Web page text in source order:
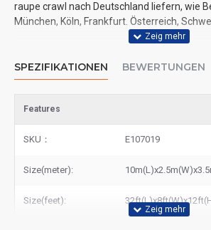
raupe crawl nach Deutschland liefern, wie
München, Köln, Frankfurt. Österreich,
SPEZIFIKATIONEN BEWERTUNGEN
Features
SKU： E107019
Size(meter):
Size(feet):